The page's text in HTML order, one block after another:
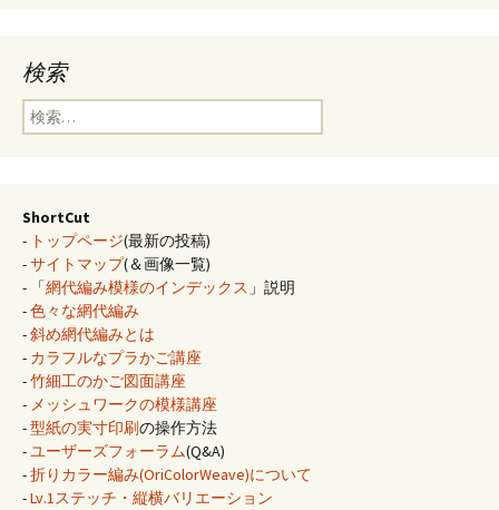
検索
検
索:
ShortCut
- トップページ(最新の投稿)
-サイトマップ(＆画像一覧)
- 「網代編み模様のインデックス 」説明
-色々な網代編み
-斜め網代編みとは
- カラフルなプラかご講座
-竹細工のかご図面講座
- メッシュワークの模様講座
-型紙の実寸印刷の操作方法
-ユーザーズフォーラム(Q&A)
-折りカラー編み(OriColorWeave)について
-Lv.1ステッチ・縦横バリエーション